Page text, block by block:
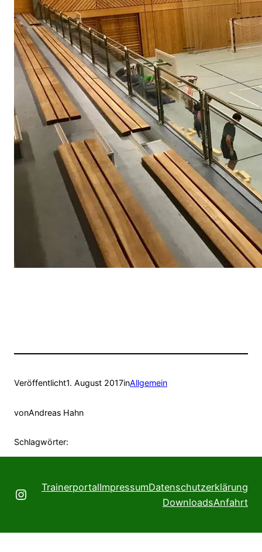
Veröffentlicht1. August 2017inAllgemein
vonAndreas Hahn
Schlagwörter:
Instagram
TrainerportalImpressumDatenschutzerklärung
DownloadsAnfahrt